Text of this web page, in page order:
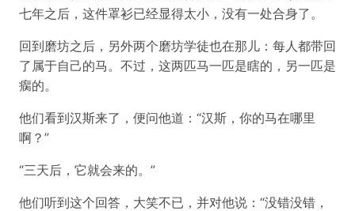
七年之后，这件罩衫已经显得太小，没有一处合身了。
回到磨坊之后，另外两个磨坊学徒也在那儿：每人都带回
了属于自己的马。不过，这两匹马一匹是瞎的，另一匹是
瘸的。
他们看到汉斯来了，便问他道：“汉斯，你的马在哪里
啊？”
“三天后，它就会来的。”
他们听到这个回答，大笑不已，并对他说：“没错没错，